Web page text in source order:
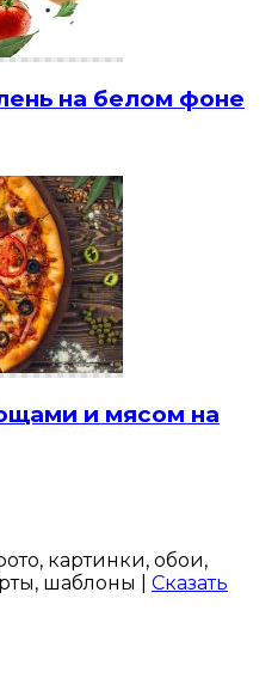
на белом фоне
и мясом на
картинки, обои,
шаблоны | Сказать